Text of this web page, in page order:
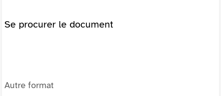
Se procurer le document
Autre format